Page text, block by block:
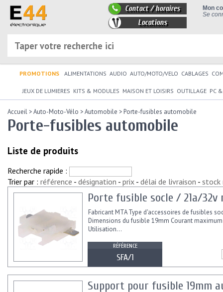
Mon
Se
Contact / horaires
Locations
PROMOTIONS ALIMENTATIONS AUDIO AUTO/MOTO/VELO CABLAGES
JEUX DE LUMIERES KITS & MODULES MAISON ET LOISIRS OUTILLAGE PC
Accueil >Auto-Moto-Vélo >Automobile >Porte-fusibles automobile
Porte-fusibles automobile
Liste de produits
Trier par : référence - désignation - prix - délai de livraison - stock
Recherche rapide :
Porte fusible socle / 21a/
Fabricant MTA Type d'accessoires de fusibles
Dimensions du fusible 19mm Courant maximum
Utilisation...
RÉFÉRENCE
SFA/1
Support pour fusible 19mm